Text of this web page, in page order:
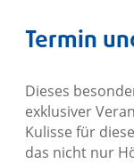
Termin
Dieses
exklusiver
Kulisse für
das nicht nur